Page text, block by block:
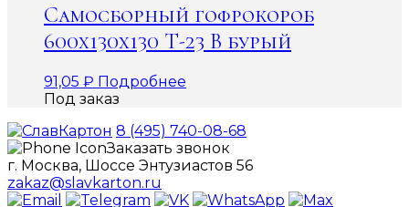
Самосборный гофрокороб
600х130х130 Т-23 В бурый
91,05 ₽ Подробнее
Под заказ
8 (495) 740-08-68
Заказать звонок
г. Москва, Шоссе Энтузиастов 56
zakaz@slavkarton.ru